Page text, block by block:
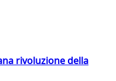
rivoluzione della